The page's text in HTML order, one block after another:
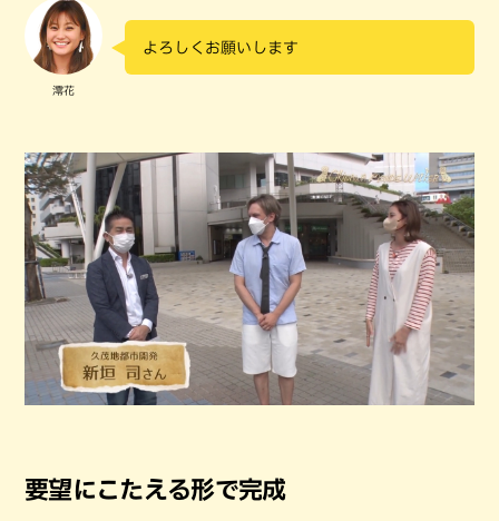
澪花
よろしくお願いします
要望にこたえる形で完成